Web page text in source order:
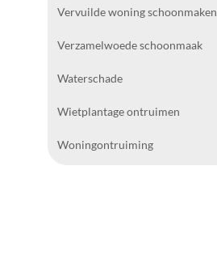
Vervuilde woning schoonmaken
Verzamelwoede schoonmaak
Waterschade
Wietplantage ontruimen
Woningontruiming